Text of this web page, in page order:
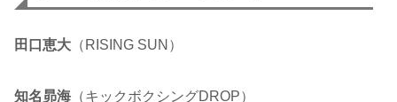
田口恵大 （RISING SUN）
知名昴海 （キックボクシングDROP）